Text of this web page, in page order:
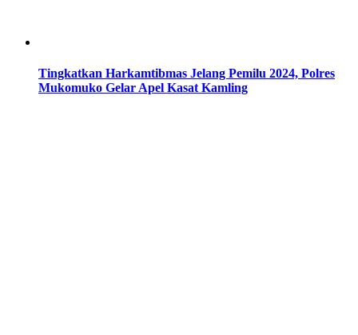
Tingkatkan Harkamtibmas Jelang Pemilu 2024, Polres
Mukomuko Gelar Apel Kasat Kamling